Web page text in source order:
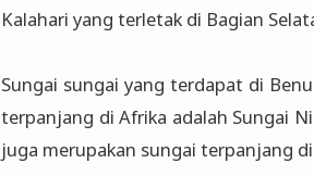
Kalahari yang terletak di Bagian
Sungai sungai yang terdapat di
terpanjang di Afrika adalah Sungai
juga merupakan sungai terpanjang